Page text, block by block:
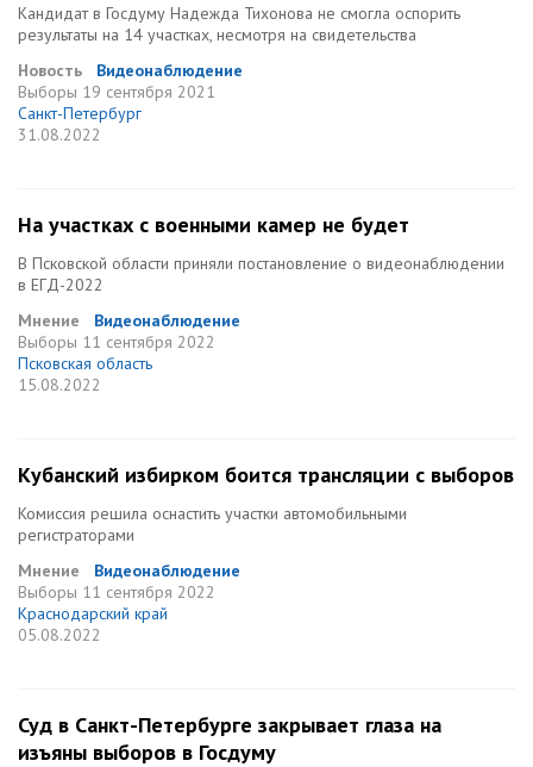
Кандидат в Госдуму Надежда Тихонова не смогла оспорить
результаты на 14 участках, несмотря на свидетельства
Новость
Видеонаблюдение
Выборы 19 сентября 2021
Санкт-Петербург
31.08.2022
На участках с военными камер не будет
В Псковской области приняли постановление о видеонаблюдении
в ЕГД-2022
Мнение
Видеонаблюдение
Выборы 11 сентября 2022
Псковская область
15.08.2022
Кубанский избирком боится трансляции с выборов
Комиссия решила оснастить участки автомобильными
регистраторами
Мнение
Видеонаблюдение
Выборы 11 сентября 2022
Краснодарский край
05.08.2022
Суд в Санкт-Петербурге закрывает глаза на
изъяны выборов в Госдуму